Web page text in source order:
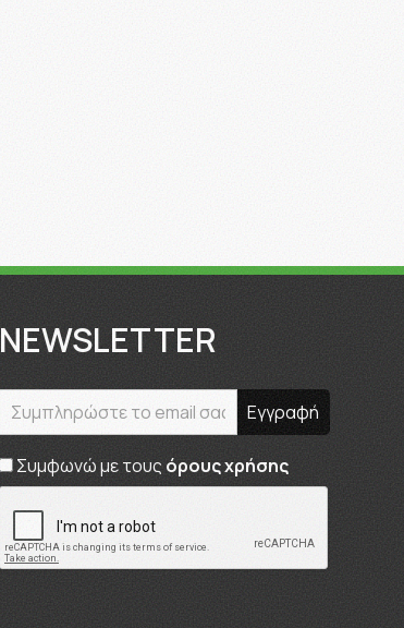
NEWSLETTER
Συμφωνώ με τους όρους χρήσης